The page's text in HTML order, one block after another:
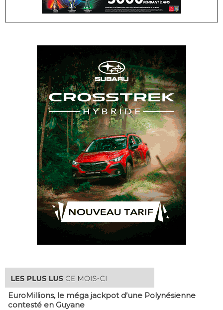
EuroMillions, ​le méga jackpot d’une Polynésienne
contesté en Guyane